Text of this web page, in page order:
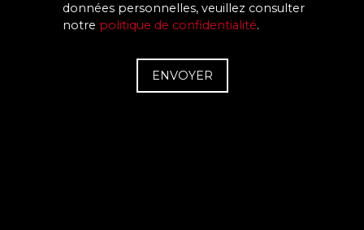
données personnelles, veuillez consulter
notre politique de confidentialité.
ENVOYER